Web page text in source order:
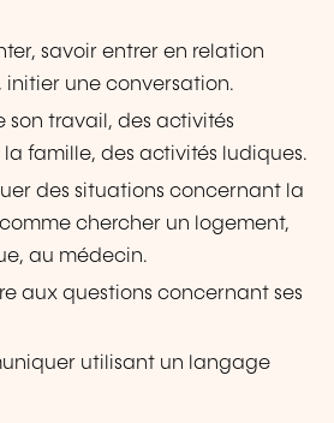
savoir entrer en relation
initier une conversation.
son travail, des activités
famille, des activités ludiques.
des situations concernant la
chercher un logement,
au médecin.
aux questions concernant ses
utilisant un langage